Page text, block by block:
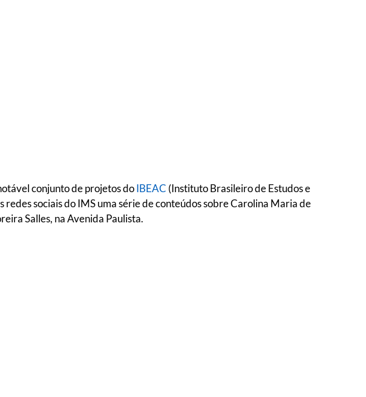
conjunto de projetos doIBEAC (Instituto Brasileiro de Estudos e
sociais do IMS uma série de conteúdos sobre Carolina Maria de
Salles, na Avenida Paulista.